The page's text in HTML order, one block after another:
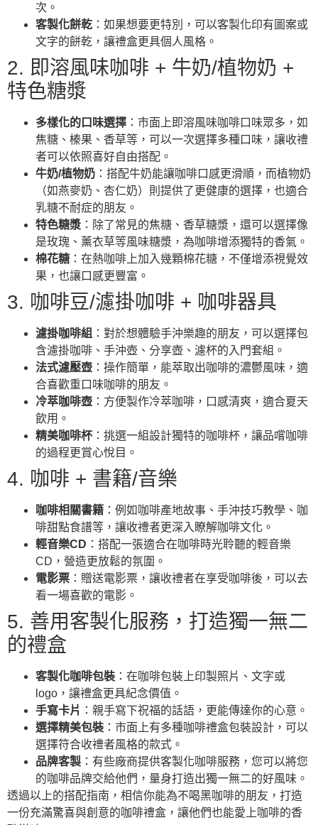
次。
客製化餅乾 ：如果想要更特別，可以客製化印有圖案或
文字的餅乾，讓禮盒更具個人風格。
2. 即溶風味咖啡 + 牛奶/植物奶 +
特色糖漿
多樣化的口味選擇 ：市面上即溶風味咖啡口味眾多，如
焦糖、榛果、香草等，可以一次選擇多種口味，讓收禮
者可以依照喜好自由搭配。
牛奶/植物奶 ：搭配牛奶能讓咖啡口感更滑順，而植物奶
（如燕麥奶、杏仁奶）則提供了更健康的選擇，也適合
乳糖不耐症的朋友。
特色糖漿 ：除了常見的焦糖、香草糖漿，還可以選擇像
是玫瑰、薰衣草等風味糖漿，為咖啡增添獨特的香氣。
棉花糖 ：在熱咖啡上加入幾顆棉花糖，不僅增添視覺效
果，也讓口感更豐富。
3. 咖啡豆/濾掛咖啡 + 咖啡器具
濾掛咖啡組 ：對於想體驗手沖樂趣的朋友，可以選擇包
含濾掛咖啡、手沖壺、分享壺、濾杯的入門套組。
法式濾壓壺 ：操作簡單，能萃取出咖啡的濃鬱風味，適
合喜歡重口味咖啡的朋友。
冷萃咖啡壺 ：方便製作冷萃咖啡，口感清爽，適合夏天
飲用。
精美咖啡杯 ：挑選一組設計獨特的咖啡杯，讓品嚐咖啡
的過程更賞心悅目。
4. 咖啡 + 書籍/音樂
咖啡相關書籍 ：例如咖啡產地故事、手沖技巧教學、咖
啡甜點食譜等，讓收禮者更深入瞭解咖啡文化。
輕音樂CD ：搭配一張適合在咖啡時光聆聽的輕音樂
CD，營造更放鬆的氛圍。
電影票 ：贈送電影票，讓收禮者在享受咖啡後，可以去
看一場喜歡的電影。
5. 善用客製化服務，打造獨一無二
的禮盒
客製化咖啡包裝 ：在咖啡包裝上印製照片、文字或
logo，讓禮盒更具紀念價值。
手寫卡片 ：親手寫下祝福的話語，更能傳達你的心意。
選擇精美包裝 ：市面上有多種咖啡禮盒包裝設計，可以
選擇符合收禮者風格的款式。
品牌客製 ：有些廠商提供客製化咖啡服務，您可以將您
的咖啡品牌交給他們，量身打造出獨一無二的好風味。
透過以上的搭配指南，相信你能為不喝黑咖啡的朋友，打造
一份充滿驚喜與創意的咖啡禮盒，讓他們也能愛上咖啡的香